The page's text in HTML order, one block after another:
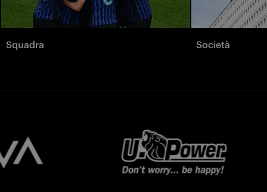
Squadra Società